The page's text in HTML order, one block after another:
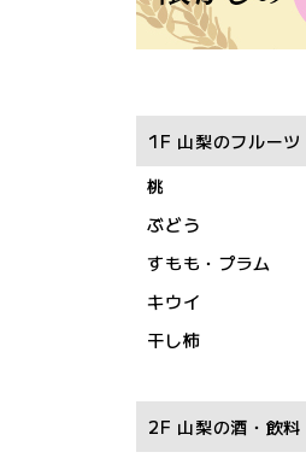
1F 山梨のフルーツ
桃
ぶどう
すもも・プラム
キウイ
干し柿
2F 山梨の酒・飲料